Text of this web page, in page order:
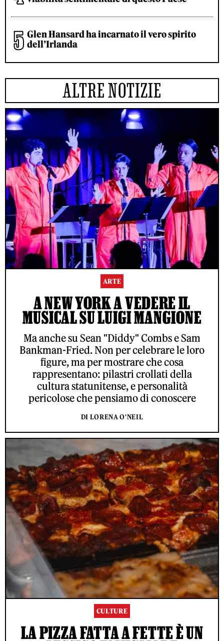
Glen Hansard ha incarnato il vero spirito
dell’Irlanda
ALTRE NOTIZIE
ARTE
A NEW YORK A VEDERE IL
MUSICAL SU LUIGI MANGIONE
Ma anche su Sean "Diddy" Combs e Sam
Bankman-Fried. Non per celebrare le loro
figure, ma per mostrare che cosa
rappresentano: pilastri crollati della
cultura statunitense, e personalità
pericolose che pensiamo di conoscere
DI LORENA O'NEIL
CULTURE
LA PIZZA FATTA A FETTE È UN